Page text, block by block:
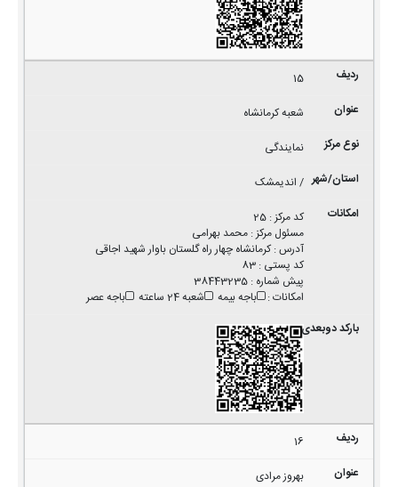
15
شعبه کرمانشاه
نمایندگی
/ اندیمشک
کد مرکز:
25
مسئول مرکز:محمد بهرامی
آدرس:کرمانشاه چهار راه گلستان باوار شهید اجاقی
کد پستی :
83
پیش شماره :
38443235
امکانات: باجه بیمه شعبه 24 ساعته باجه عصر
16
بهروز مرادی